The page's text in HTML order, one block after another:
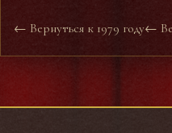
← Вернуться к 1979 году←